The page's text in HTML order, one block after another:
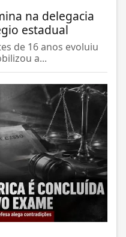
na delegacia
estadual
de 16 anos evoluiu
a...